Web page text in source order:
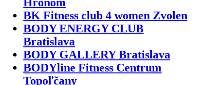
BK Fitness club 4 women Zvolen
BODY ENERGY CLUB
Bratislava
BODY GALLERY Bratislava
BODYline Fitness Centrum
Topoľčany